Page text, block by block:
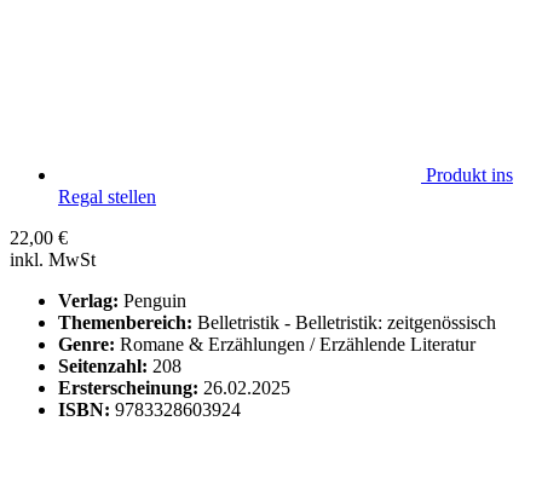
Produkt ins
Regal stellen
22,00 €
inkl. MwSt
Verlag: Penguin
Themenbereich: Belletristik - Belletristik: zeitgenössisch
Genre: Romane & Erzählungen / Erzählende Literatur
Seitenzahl: 208
Ersterscheinung: 26.02.2025
ISBN: 9783328603924